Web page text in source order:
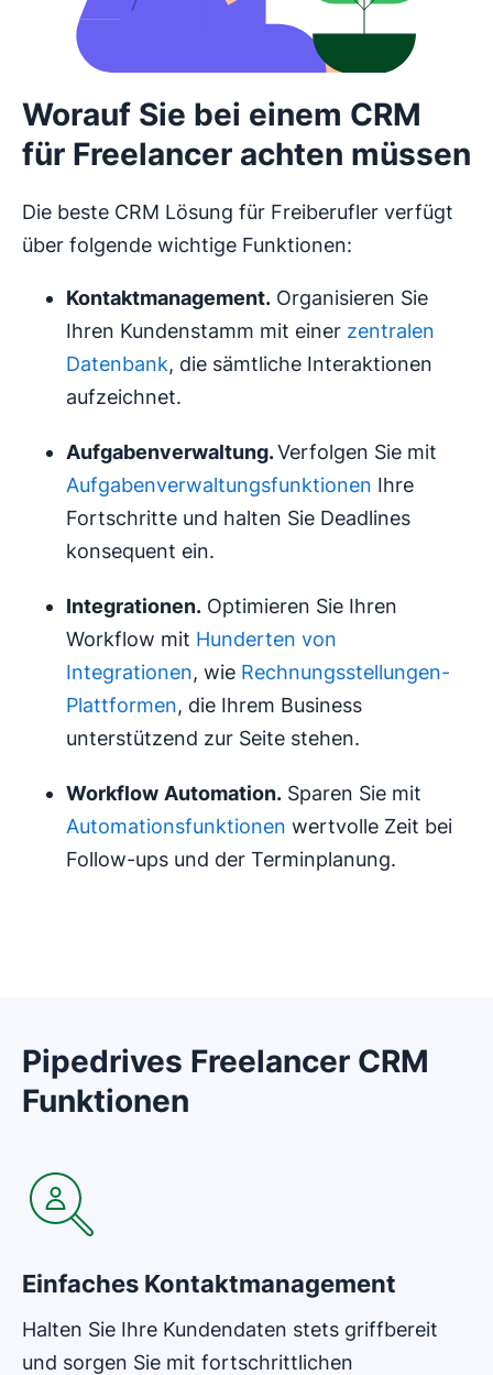
Worauf Sie bei einem CRM
für Freelancer achten müssen
Die beste CRM Lösung für Freiberufler verfügt
über folgende wichtige Funktionen:
Kontaktmanagement. Organisieren Sie
Ihren Kundenstamm mit einer zentralen
Datenbank, die sämtliche Interaktionen
aufzeichnet.
Aufgabenverwaltung.Verfolgen Sie mit
Aufgabenverwaltungsfunktionen Ihre
Fortschritte und halten Sie Deadlines
konsequent ein.
Integrationen. Optimieren Sie Ihren
Workflow mit Hunderten von
Integrationen, wie Rechnungsstellungen-
Plattformen, die Ihrem Business
unterstützend zur Seite stehen.
Workflow Automation. Sparen Sie mit
Automationsfunktionen wertvolle Zeit bei
Follow-ups und der Terminplanung.
Pipedrives Freelancer CRM
Funktionen
Einfaches Kontaktmanagement
Halten Sie Ihre Kundendaten stets griffbereit
und sorgen Sie mit fortschrittlichen